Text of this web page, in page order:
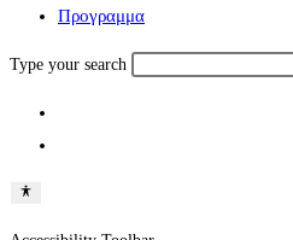
Πρoγραμμα
Type your search